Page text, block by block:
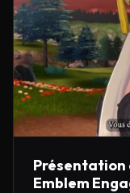
Présentation
Emblem